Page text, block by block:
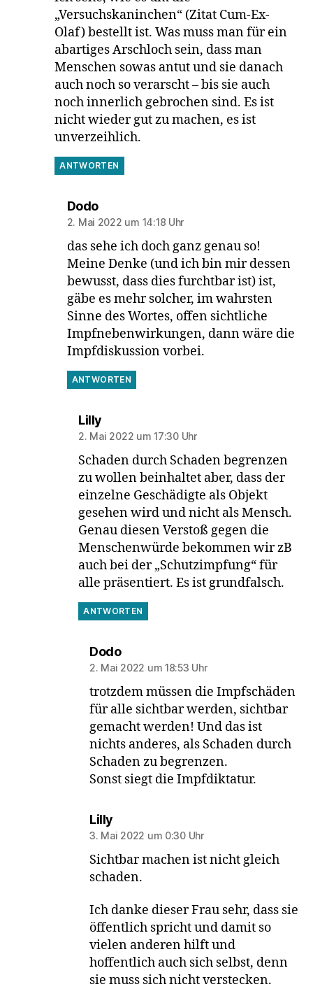
„Versuchskaninchen“ (Zitat Cum-Ex-
Olaf) bestellt ist. Was muss man für ein
abartiges Arschloch sein, dass man
Menschen sowas antut und sie danach
auch noch so verarscht – bis sie auch
noch innerlich gebrochen sind. Es ist
nicht wieder gut zu machen, es ist
unverzeihlich.
ANTWORTEN
Dodosagt:
2. Mai 2022 um 14:18 Uhr
das sehe ich doch ganz genau so!
Meine Denke (und ich bin mir dessen
bewusst, dass dies furchtbar ist) ist,
gäbe es mehr solcher, im wahrsten
Sinne des Wortes, offen sichtliche
Impfnebenwirkungen, dann wäre die
Impfdiskussion vorbei.
ANTWORTEN
Lillysagt:
2. Mai 2022 um 17:30 Uhr
Schaden durch Schaden begrenzen
zu wollen beinhaltet aber, dass der
einzelne Geschädigte als Objekt
gesehen wird und nicht als Mensch.
Genau diesen Verstoß gegen die
Menschenwürde bekommen wir zB
auch bei der „Schutzimpfung“ für
alle präsentiert. Es ist grundfalsch.
ANTWORTEN
Dodosagt:
2. Mai 2022 um 18:53 Uhr
trotzdem müssen die Impfschäden
für alle sichtbar werden, sichtbar
gemacht werden! Und das ist
nichts anderes, als Schaden durch
Schaden zu begrenzen.
Sonst siegt die Impfdiktatur.
Lillysagt:
3. Mai 2022 um 0:30 Uhr
Sichtbar machen ist nicht gleich
schaden.
Ich danke dieser Frau sehr, dass sie
öffentlich spricht und damit so
vielen anderen hilft und
hoffentlich auch sich selbst, denn
sie muss sich nicht verstecken.